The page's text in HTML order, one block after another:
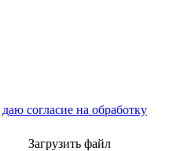
даю согласие на обработку
Загрузить файл